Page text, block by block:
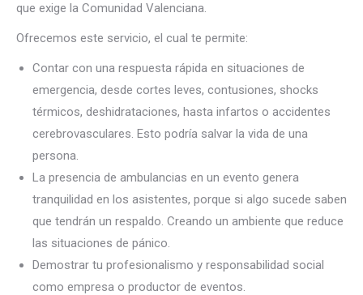
que exige la Comunidad Valenciana.
Ofrecemos este servicio, el cual te permite:
Contar con una respuesta rápida en situaciones de
emergencia, desde cortes leves, contusiones, shocks
térmicos, deshidrataciones, hasta infartos o accidentes
cerebrovasculares. Esto podría salvar la vida de una
persona.
La presencia de ambulancias en un evento genera
tranquilidad en los asistentes, porque si algo sucede saben
que tendrán un respaldo. Creando un ambiente que reduce
las situaciones de pánico.
Demostrar tu profesionalismo y responsabilidad social
como empresa o productor de eventos.